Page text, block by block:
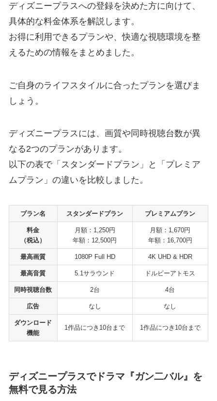
ディズニープラスへの登録を決めた方に向けて、
具体的な料金体系を解説します。
お得に利用できるプランや、快適な視聴環境を整
えるための情報をまとめました。
ご自身のライフスタイルに合ったプランを選びま
しょう。
ディズニープラスには、画質や同時視聴台数が異
なる2つのプランがあります。
以下の表で「スタンダードプラン」と「プレミア
ムプラン」の違いを比較しました。
プラン名 スタンダードプラン プレミアムプラン
料金
（税込）
月額：1,250円
年額：12,500円
月額：1,670円
年額：16,700円
最高画質 1080P Full HD 4K UHD & HDR
最高音質 5.1サラウンド ドルビーアトモス
同時視聴台数 2台 4台
広告 なし なし
ダウンロード
機能
1作品につき10台まで 1作品につき10台まで
ディズニープラスでドラマ『ガン二バル』を
無料で見る方法